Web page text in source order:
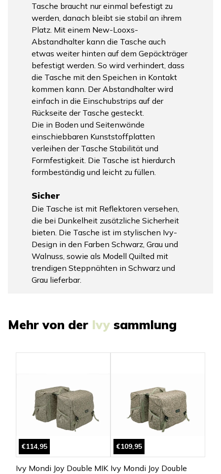
Tasche braucht nur einmal befestigt zu
werden, danach bleibt sie stabil an ihrem
Platz. Mit einem New-Looxs-
Abstandhalter kann die Tasche auch
etwas weiter hinten auf dem Gepäckträger
befestigt werden. So wird verhindert, dass
die Tasche mit den Speichen in Kontakt
kommen kann. Der Abstandhalter wird
einfach in die Einschubstrips auf der
Rückseite der Tasche gesteckt.
Die in Boden und Seitenwände
einschiebbaren Kunststoffplatten
verleihen der Tasche Stabilität und
Formfestigkeit. Die Tasche ist hierdurch
formbeständig und leicht zu füllen.
Sicher
Die Tasche ist mit Reflektoren versehen,
die bei Dunkelheit zusätzliche Sicherheit
bieten. Die Tasche ist im stylischen Ivy-
Design in den Farben Schwarz, Grau und
Walnuss, sowie als Modell Quilted mit
trendigen Steppnähten in Schwarz und
Grau lieferbar.
Mehr von der Ivy sammlung
€114,95
Ivy Mondi Joy Double MIK
€109,95
Ivy Mondi Joy Double